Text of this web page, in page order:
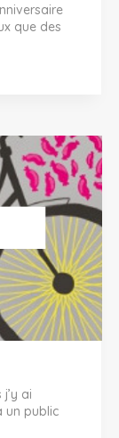
que des
ai
un public